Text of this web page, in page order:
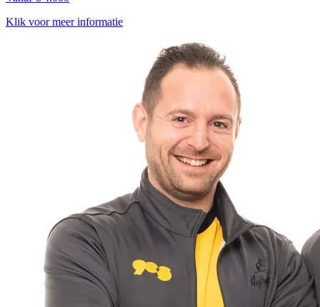
Klik voor meer informatie